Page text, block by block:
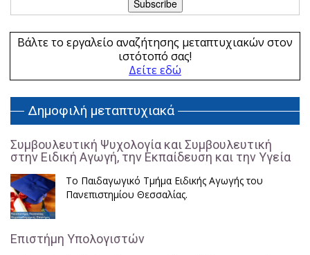
Βάλτε το εργαλείο αναζήτησης μεταπτυχιακών στον
ιστότοπό σας!
Δείτε εδώ
Δημοφιλή μεταπτυχιακά
Συμβουλευτική Ψυχολογία και Συμβουλευτική
στην Ειδική Αγωγή, την Εκπαίδευση και την Υγεία
Το Παιδαγωγικό Τμήμα Ειδικής Αγωγής του
Πανεπιστημίου Θεσσαλίας.
Επιστήμη Υπολογιστών